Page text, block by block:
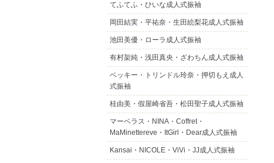
てふてふ・ひいな成人式振袖
岡田結実・平祐奈・生田絵梨花成人式振袖
池田美優・ローラ成人式振袖
有村架純・浅田真央・ざわちん成人式振袖
ベッキー・トリンドル玲奈・押切もえ成人
式振袖
桂由美・假屋崎省吾・松田聖子成人式振袖
マーベラス・NINA・Coffret・
MaMinettereve・ItGirl・Dear成人式振袖
Kansai・NICOLE・ViVi・JJ成人式振袖